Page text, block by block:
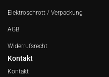
Elektroschrott / Verpackung
AGB
Widerrufsrecht
Kontakt
Kontakt